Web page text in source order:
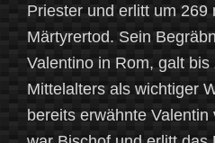
Priester und erlitt um 269
Märtyrertod. Sein
Valentino in Rom, galt
Mittelalters als wichtiger
bereits erwähnte Valentin